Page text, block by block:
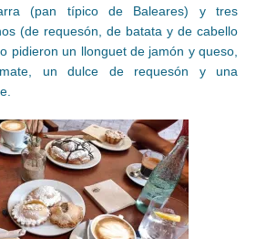
(pan típico de Baleares) y tres
(de requesón, de batata y de cabello
pidieron un llonguet de jamón y queso,
un dulce de requesón y una